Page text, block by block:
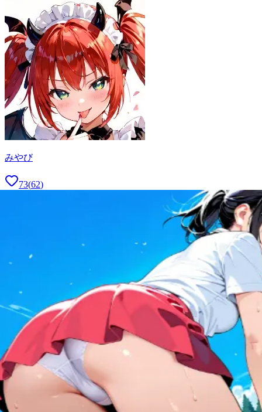
みやび
73(62)